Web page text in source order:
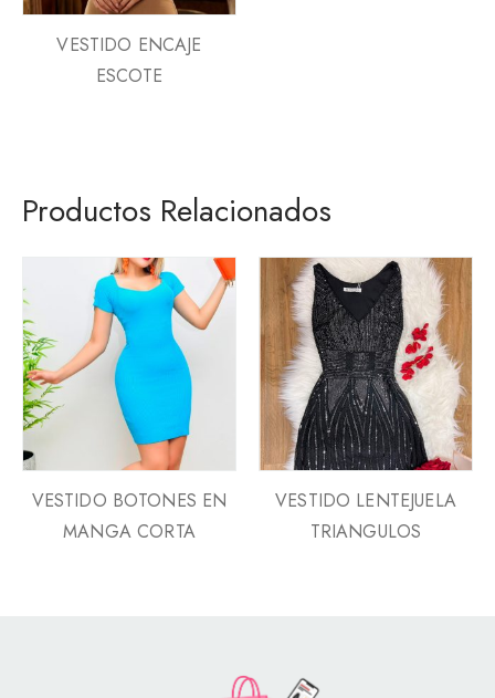
VESTIDO ENCAJE
ESCOTE
Productos Relacionados
VESTIDO BOTONES EN
MANGA CORTA
VESTIDO LENTEJUELA
TRIANGULOS